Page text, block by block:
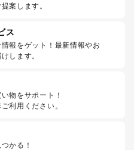
案します。
ス
報をゲット！最新情報やお
します。
物をサポート！
利用ください。
かる！